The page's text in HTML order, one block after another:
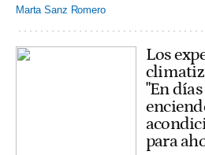
Marta Sanz Romero
Los
"En
para